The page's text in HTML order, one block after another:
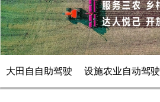
大田自自助驾驶 设施农业自动驾驶